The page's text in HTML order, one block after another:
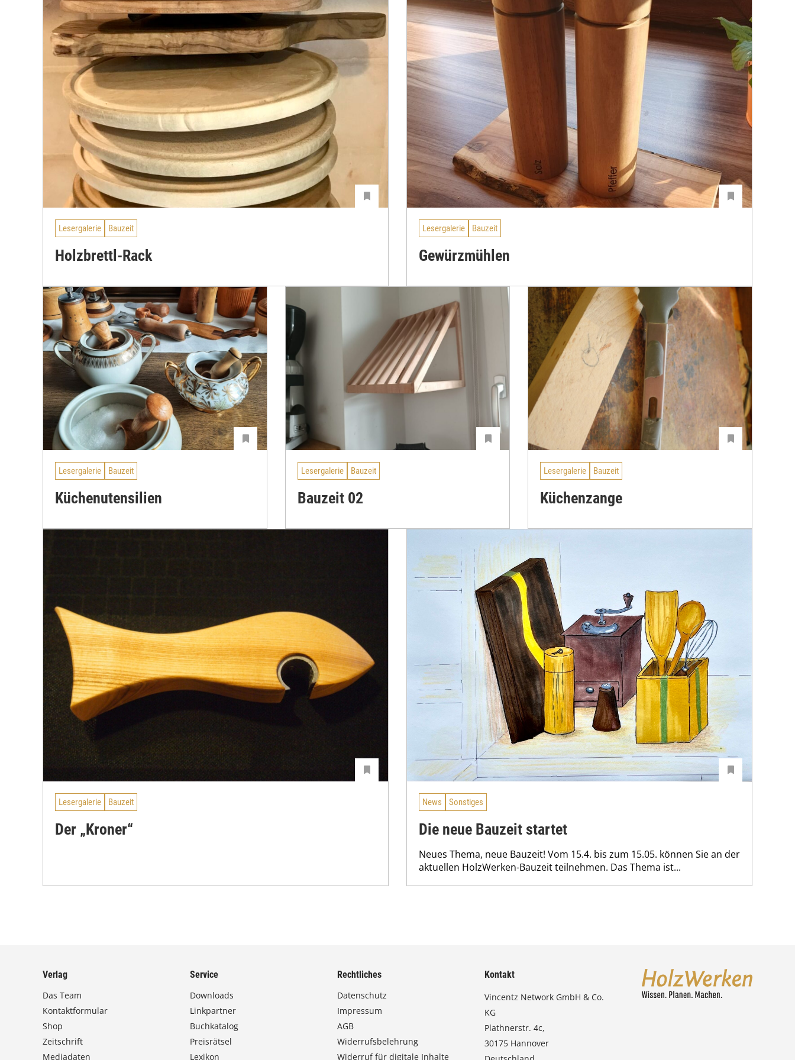
Lesergalerie Bauzeit
Holzbrettl-Rack
Lesergalerie Bauzeit
Gewürzmühlen
Lesergalerie Bauzeit
Küchenutensilien
Lesergalerie Bauzeit
Bauzeit 02
Lesergalerie Bauzeit
Küchenzange
Lesergalerie Bauzeit
Der „Kroner“
News Sonstiges
Die neue Bauzeit startet
Neues Thema, neue Bauzeit! Vom 15.4. bis zum 15.05. können Sie an der
aktuellen HolzWerken-Bauzeit teilnehmen. Das Thema ist...
Verlag
Das Team
Kontaktformular
Shop
Zeitschrift
Mediadaten
Service
Downloads
Linkpartner
Buchkatalog
Preisrätsel
Lexikon
Rechtliches
Datenschutz
Impressum
AGB
Widerrufsbelehrung
Widerruf für digitale Inhalte
Kontakt
Vincentz Network GmbH & Co.
KG
Plathnerstr. 4c,
30175 Hannover